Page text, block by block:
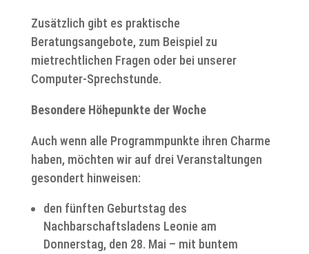
Zusätzlich gibt es praktische
Beratungsangebote, zum Beispiel zu
mietrechtlichen Fragen oder bei unserer
Computer-Sprechstunde.
Besondere Höhepunkte der Woche
Auch wenn alle Programmpunkte ihren Charme
haben, möchten wir auf drei Veranstaltungen
gesondert hinweisen:
den fünften Geburtstag des
Nachbarschaftsladens Leonie am
Donnerstag, den 28. Mai – mit buntem